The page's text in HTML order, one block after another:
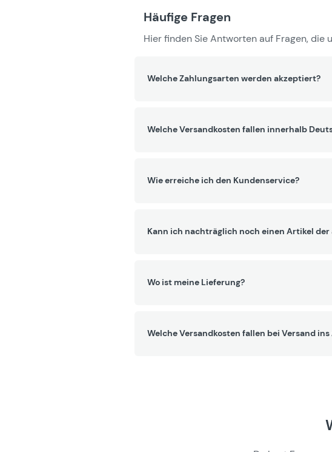
Häufige Fragen
Hier finden Sie Antworten auf Fragen, die
Welche Zahlungsarten werden akzeptiert?
Welche Versandkosten fallen innerhalb
Wie erreiche ich den Kundenservice?
Kann ich nachträglich noch einen Artikel
Wo ist meine Lieferung?
Welche Versandkosten fallen bei Versand ins